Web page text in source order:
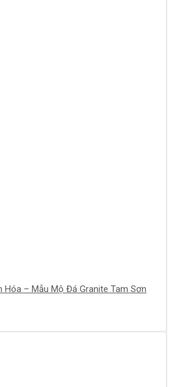
Hóa – Mẫu Mộ Đá Granite Tam Sơn